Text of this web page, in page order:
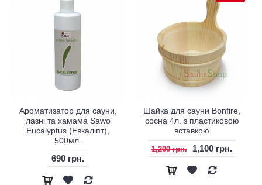
Ароматизатор для сауни,
лазні та хамама Sawo
Eucalyptus (Евкаліпт),
500мл.
690 грн.
Шайка для сауни Bonfire,
сосна 4л. з пластиковою
вставкою
1,200 грн. 1,100 грн.